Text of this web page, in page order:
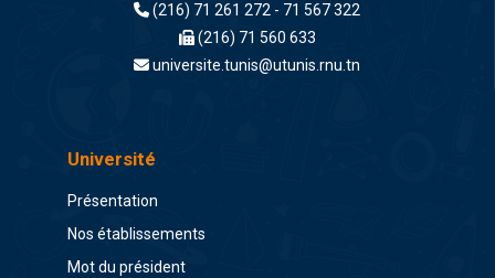
(216) 71 261 272 - 71 567 322
(216) 71 560 633
universite.tunis@utunis.rnu.tn
Université
Présentation
Nos établissements
Mot du président